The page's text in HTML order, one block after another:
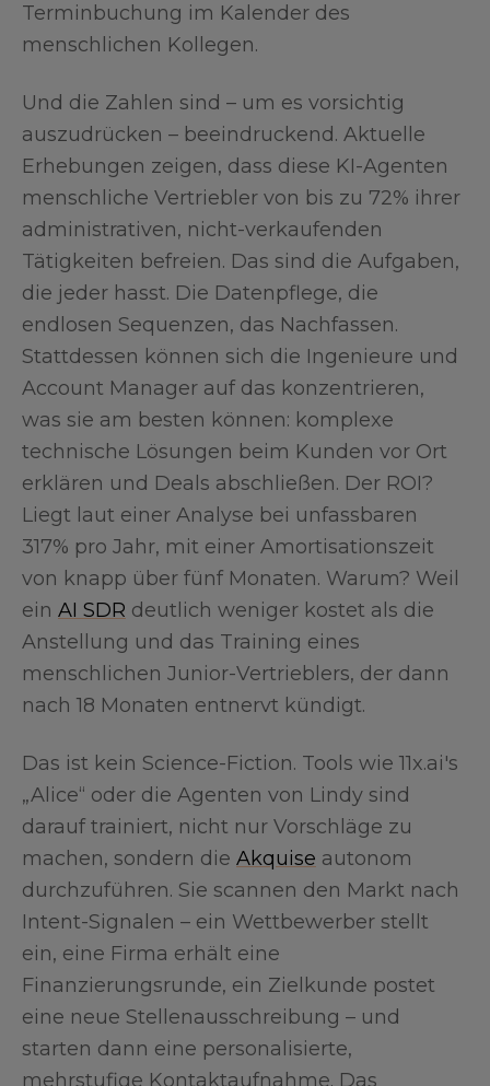
Terminbuchung im Kalender des
menschlichen Kollegen.
Und die Zahlen sind – um es vorsichtig
auszudrücken – beeindruckend. Aktuelle
Erhebungen zeigen, dass diese KI-Agenten
menschliche Vertriebler von bis zu 72% ihrer
administrativen, nicht-verkaufenden
Tätigkeiten befreien. Das sind die Aufgaben,
die jeder hasst. Die Datenpflege, die
endlosen Sequenzen, das Nachfassen.
Stattdessen können sich die Ingenieure und
Account Manager auf das konzentrieren,
was sie am besten können: komplexe
technische Lösungen beim Kunden vor Ort
erklären und Deals abschließen. Der ROI?
Liegt laut einer Analyse bei unfassbaren
317% pro Jahr, mit einer Amortisationszeit
von knapp über fünf Monaten. Warum? Weil
ein AI SDR deutlich weniger kostet als die
Anstellung und das Training eines
menschlichen Junior-Vertrieblers, der dann
nach 18 Monaten entnervt kündigt.
Das ist kein Science-Fiction. Tools wie 11x.ai's
„Alice“ oder die Agenten von Lindy sind
darauf trainiert, nicht nur Vorschläge zu
machen, sondern die Akquise autonom
durchzuführen. Sie scannen den Markt nach
Intent-Signalen – ein Wettbewerber stellt
ein, eine Firma erhält eine
Finanzierungsrunde, ein Zielkunde postet
eine neue Stellenausschreibung – und
starten dann eine personalisierte,
mehrstufige Kontaktaufnahme. Das